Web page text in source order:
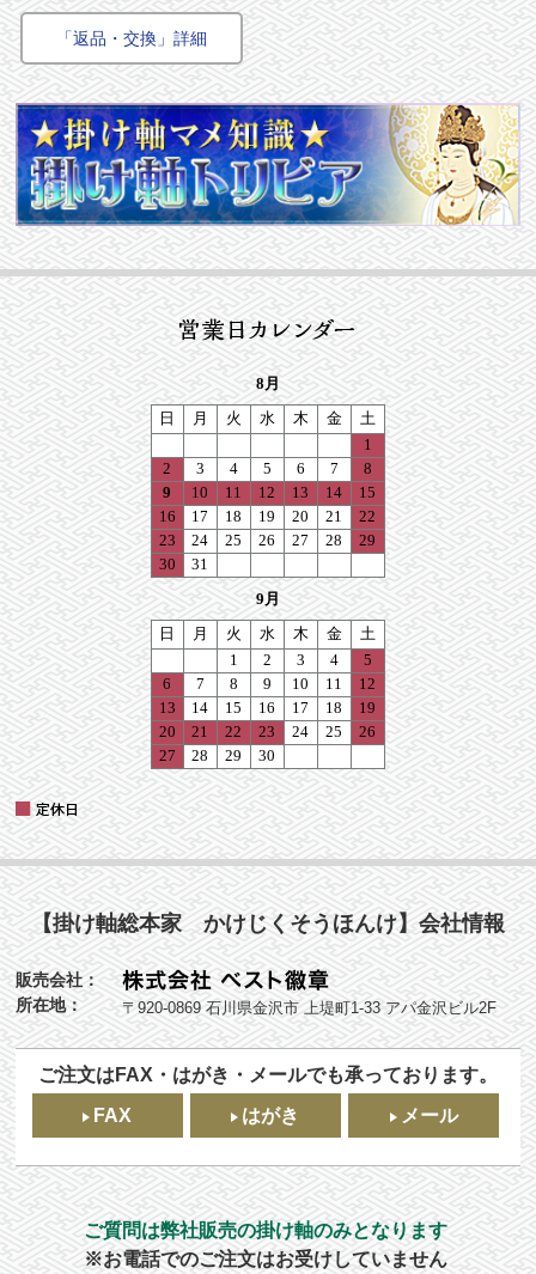
「返品・交換」詳細
【掛け軸総本家 かけじくそうほんけ】会社情報
販売会社：
所在地：
〒920-0869 石川県金沢市 上堤町1-33 アパ金沢ビル2F
ご注文はFAX・はがき・メールでも承っております。
FAX
はがき メール
ご質問は弊社販売の掛け軸のみとなります
※お電話でのご注文はお受けしていません